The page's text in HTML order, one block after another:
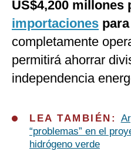
US$4,200
importaciones
completamente
permitirá ahorrar
independencia
LEA TAMBIÉN:
“problemas” en el
hidrógeno verde